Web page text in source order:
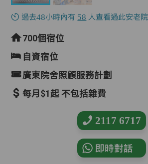
過去48小時內有 58 人查看過此安老院
700個宿位
自資宿位
廣東院舍照顧服務計劃
每月$1起 不包括雜費
2117 6717
即時對話